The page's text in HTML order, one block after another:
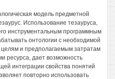
модель предметной
Использование тезауруса,
инструментальным программным
онтологии с необходимой
и предполагаемым затратам
ресурса, дает возможность
интеграции свойства понятий
повторно использовать